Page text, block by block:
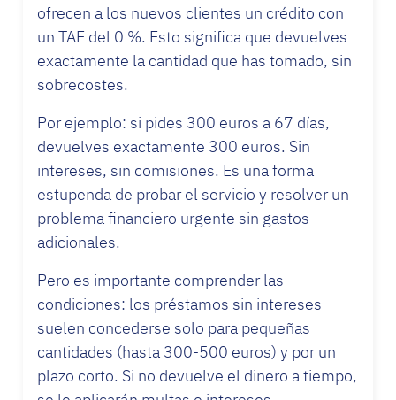
ofrecen a los nuevos clientes un crédito con
un TAE del 0 %. Esto significa que devuelves
exactamente la cantidad que has tomado, sin
sobrecostes.
Por ejemplo: si pides 300 euros a 67 días,
devuelves exactamente 300 euros. Sin
intereses, sin comisiones. Es una forma
estupenda de probar el servicio y resolver un
problema financiero urgente sin gastos
adicionales.
Pero es importante comprender las
condiciones: los préstamos sin intereses
suelen concederse solo para pequeñas
cantidades (hasta 300-500 euros) y por un
plazo corto. Si no devuelve el dinero a tiempo,